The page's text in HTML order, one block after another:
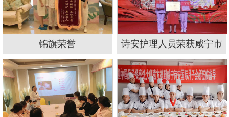
锦旗荣誉 诗安护理人员荣获咸宁市